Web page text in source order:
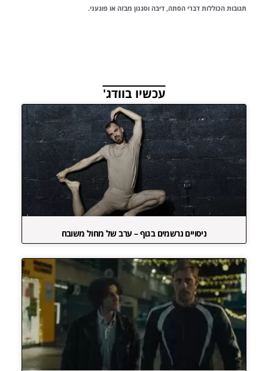
תגובות הכוללות דברי הסתה, דיבה וסגנון מבזה או פוגעני.
עכשיו בוודג'
ניסויים נרשמים בגוף – ערב של מחול משובח